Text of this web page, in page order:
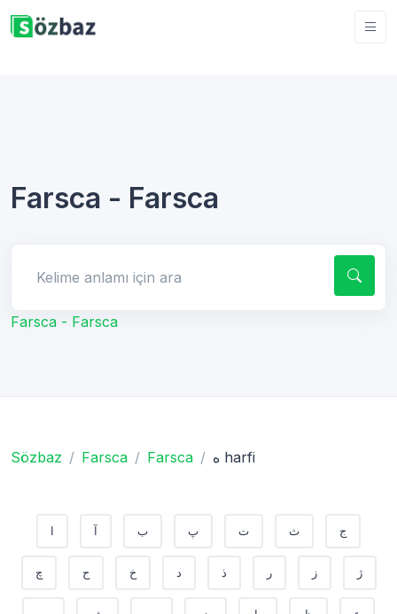
Farsca - Farsca
Farsca - Farsca
Sözbaz Farsca Farsca ه harfi
ا آ ب پ ت ث ج
چ ح خ د ذ ر ز ژ